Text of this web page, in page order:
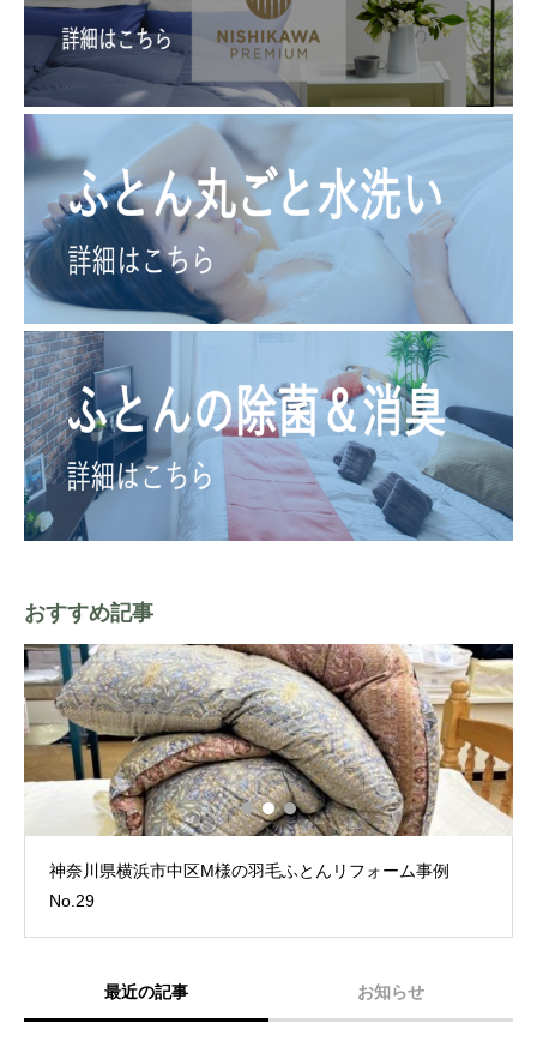
おすすめ記事
神奈川県横浜市中区M様の羽毛ふとんリフォーム事例
No.29
最近の記事 お知らせ